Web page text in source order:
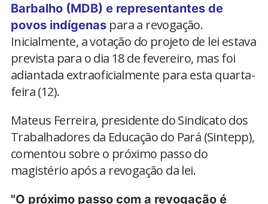
Barbalho (MDB) e representantes de
povos indígenas para a revogação.
Inicialmente, a votação do projeto de lei estava
prevista para o dia 18 de fevereiro, mas foi
adiantada extraoficialmente para esta quarta-
feira (12).
Mateus Ferreira, presidente do Sindicato dos
Trabalhadores da Educação do Pará (Sintepp),
comentou sobre o próximo passo do
magistério após a revogação da lei.
"O próximo passo com a revogação é